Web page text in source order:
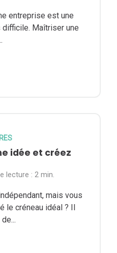
entreprise est une
Maîtriser une
idée et créez
lecture :2 min.
mais vous
le créneau idéal ? Il